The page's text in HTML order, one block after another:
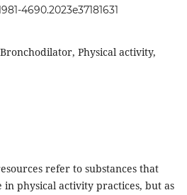
4690.2023e37181631
Physical activity,
refer to substances that
physical activity practices, but as